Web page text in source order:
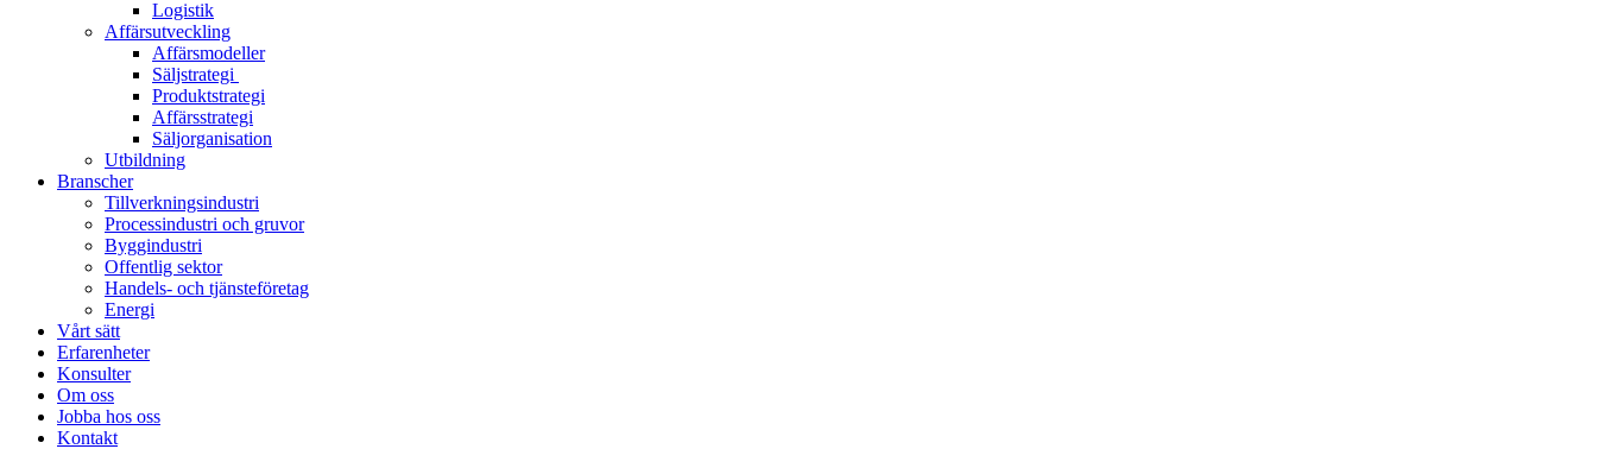
Logistik
Affärsutveckling
Affärsmodeller
Säljstrategi ​
Produktstrategi​
Affärsstrategi​​
Säljorganisation​
Utbildning
Branscher
Tillverkningsindustri
Processindustri och gruvor
Byggindustri
Offentlig sektor
Handels- och tjänsteföretag
Energi
Vårt sätt
Erfarenheter
Konsulter
Om oss
Jobba hos oss
Kontakt